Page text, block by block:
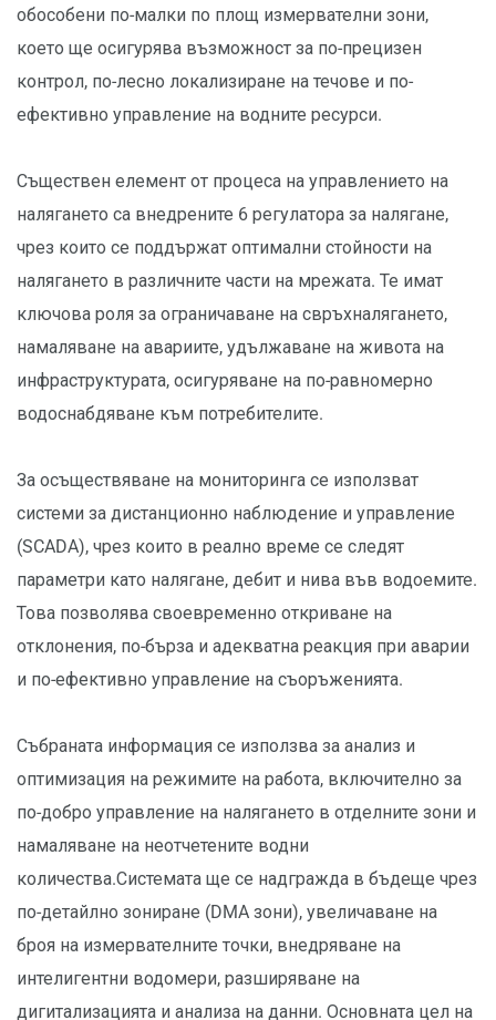
обособени по-малки по площ измервателни зони,
което ще осигурява възможност за по-прецизен
контрол, по-лесно локализиране на течове и по-
ефективно управление на водните ресурси.
Съществен елемент от процеса на управлението на
налягането са внедрените 6 регулатора за налягане,
чрез които се поддържат оптимални стойности на
налягането в различните части на мрежата. Те имат
ключова роля за ограничаване на свръхналягането,
намаляване на авариите, удължаване на живота на
инфраструктурата, осигуряване на по-равномерно
водоснабдяване към потребителите.
За осъществяване на мониторинга се използват
системи за дистанционно наблюдение и управление
(SCADA), чрез които в реално време се следят
параметри като налягане, дебит и нива във водоемите.
Това позволява своевременно откриване на
отклонения, по-бърза и адекватна реакция при аварии
и по-ефективно управление на съоръженията.
Събраната информация се използва за анализ и
оптимизация на режимите на работа, включително за
по-добро управление на налягането в отделните зони и
намаляване на неотчетените водни
количества.Системата ще се надгражда в бъдеще чрез
по-детайлно зониране (DMA зони), увеличаване на
броя на измервателните точки, внедряване на
интелигентни водомери, разширяване на
дигитализацията и анализа на данни. Основната цел на